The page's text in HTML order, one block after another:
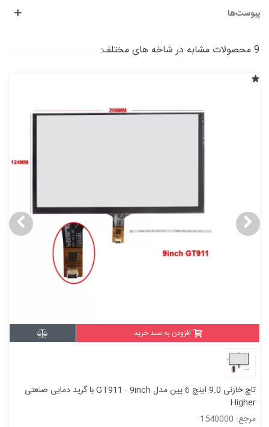
پیوست‌ها
9 محصولات مشابه در شاخه های مختلف:
افزودن به سبد خرید
تاچ خازنی 9.0 اینچ 6 پین مدل GT911 - 9inch با گرید دمایی صنعتی
Higher
مرجع: 1540000